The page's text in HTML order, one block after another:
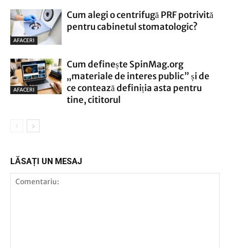
AFACERI
Cum alegi o centrifugă PRF potrivită
pentru cabinetul stomatologic?
AFACERI
Cum definește SpinMag.org
„materiale de interes public” și de
ce contează definiția asta pentru
tine, cititorul
LĂSAȚI UN MESAJ